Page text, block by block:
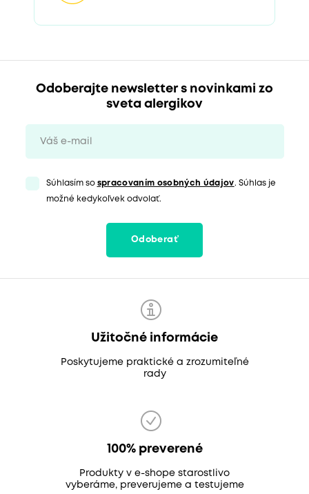
Odoberajte newsletter s novinkami zo
sveta alergikov
Súhlasím so spracovaním osobných údajov. Súhlas je
možné kedykoľvek odvolať.
Odoberať
Užitočné informácie
Poskytujeme praktické a zrozumiteľné
rady
100% preverené
Produkty v e-shope starostlivo
vyberáme, preverujeme a testujeme